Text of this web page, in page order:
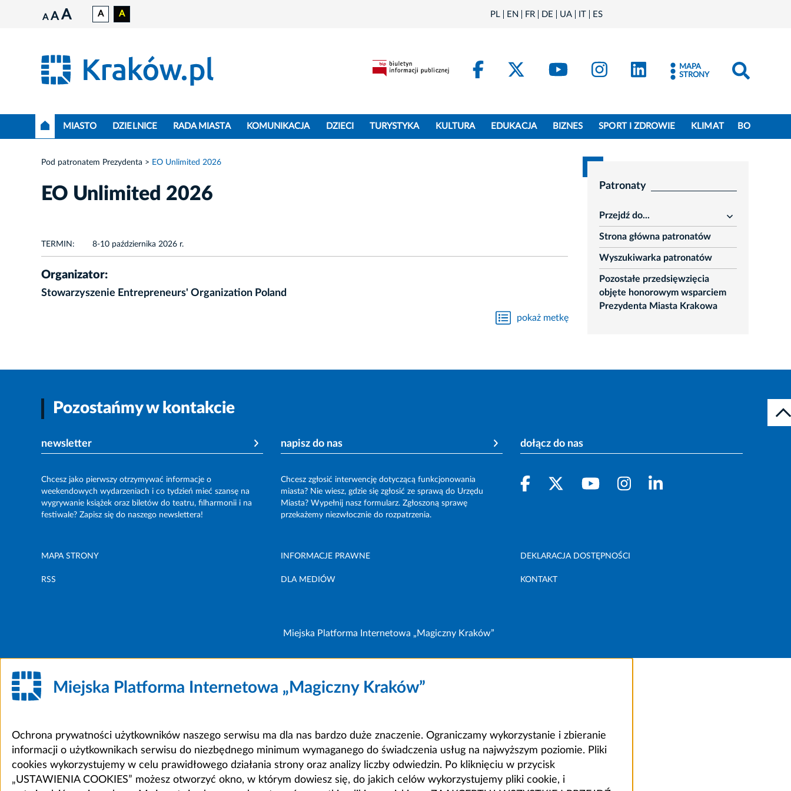
A A A A A PL EN FR DE UA IT ES
FacebookKraków - X
Kraków - YouTube
Kraków - Instagram
Kraków - LinkedIn
MAPA
STRONY
MIASTO DZIELNICE RADA MIASTA KOMUNIKACJA DZIECI TURYSTYKA KULTURA EDUKACJA BIZNES SPORT I ZDROWIE KLIMAT BO
Pod patronatem Prezydenta EO Unlimited 2026
EO Unlimited 2026
TERMIN: 8-10 października 2026 r.
Organizator:
Stowarzyszenie Entrepreneurs' Organization Poland
pokaż metkę
Patronaty
Przejdź do...
rozwiń
Strona główna patronatów
Wyszukiwarka patronatów
Pozostałe przedsięwzięcia
objęte honorowym wsparciem
Prezydenta Miasta Krakowa
Pozostańmy w kontakcie
newsletter
Chcesz jako pierwszy otrzymywać informacje o
weekendowych wydarzeniach i co tydzień mieć szansę na
wygrywanie książek oraz biletów do teatru, filharmonii i na
festiwale? Zapisz się do naszego newslettera!
napisz do nas
Chcesz zgłosić interwencję dotyczącą funkcjonowania
miasta? Nie wiesz, gdzie się zgłosić ze sprawą do Urzędu
Miasta? Wypełnij nasz formularz. Zgłoszoną sprawę
przekażemy niezwłocznie do rozpatrzenia.
dołącz do nas
MAPA STRONY INFORMACJE PRAWNE DEKLARACJA DOSTĘPNOŚCI
RSS DLA MEDIÓW KONTAKT
Miejska Platforma Internetowa „Magiczny Kraków”
Miejska Platforma Internetowa „Magiczny Kraków”
Ochrona prywatności użytkowników naszego serwisu ma dla nas bardzo duże znaczenie. Ograniczamy wykorzystanie i zbieranie
informacji o użytkownikach serwisu do niezbędnego minimum wymaganego do świadczenia usług na najwyższym poziomie. Pliki
cookies wykorzystujemy w celu prawidłowego działania strony oraz analizy liczby odwiedzin. Po kliknięciu w przycisk
„USTAWIENIA COOKIES” możesz otworzyć okno, w którym dowiesz się, do jakich celów wykorzystujemy pliki cookie, i